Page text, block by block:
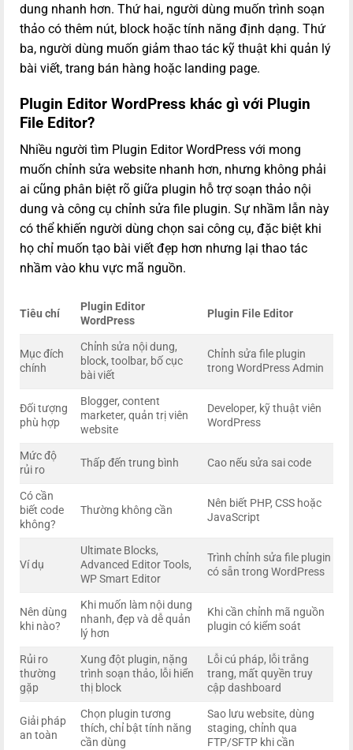
dung nhanh hơn. Thứ hai, người dùng muốn trình soạn
thảo có thêm nút, block hoặc tính năng định dạng. Thứ
ba, người dùng muốn giảm thao tác kỹ thuật khi quản lý
bài viết, trang bán hàng hoặc landing page.
Plugin Editor WordPress khác gì với Plugin
File Editor?
Nhiều người tìm Plugin Editor WordPress với mong
muốn chỉnh sửa website nhanh hơn, nhưng không phải
ai cũng phân biệt rõ giữa plugin hỗ trợ soạn thảo nội
dung và công cụ chỉnh sửa file plugin. Sự nhầm lẫn này
có thể khiến người dùng chọn sai công cụ, đặc biệt khi
họ chỉ muốn tạo bài viết đẹp hơn nhưng lại thao tác
nhầm vào khu vực mã nguồn.
Tiêu chí
Plugin Editor
WordPress
Plugin File Editor
Mục đích
chính
Chỉnh sửa nội dung,
block, toolbar, bố cục
bài viết
Chỉnh sửa file plugin
trong WordPress Admin
Đối tượng
phù hợp
Blogger, content
marketer, quản trị viên
website
Developer, kỹ thuật viên
WordPress
Mức độ
rủi ro
Thấp đến trung bình Cao nếu sửa sai code
Có cần
biết code
không?
Thường không cần
Nên biết PHP, CSS hoặc
JavaScript
Ví dụ
Ultimate Blocks,
Advanced Editor Tools,
WP Smart Editor
Trình chỉnh sửa file plugin
có sẵn trong WordPress
Nên dùng
khi nào?
Khi muốn làm nội dung
nhanh, đẹp và dễ quản
lý hơn
Khi cần chỉnh mã nguồn
plugin có kiểm soát
Rủi ro
thường
gặp
Xung đột plugin, nặng
trình soạn thảo, lỗi hiển
thị block
Lỗi cú pháp, lỗi trắng
trang, mất quyền truy
cập dashboard
Giải pháp
an toàn
Chọn plugin tương
thích, chỉ bật tính năng
cần dùng
Sao lưu website, dùng
staging, chỉnh qua
FTP/SFTP khi cần